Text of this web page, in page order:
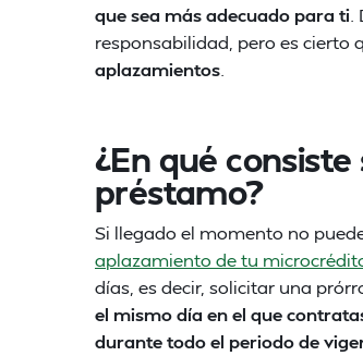
que sea más adecuado para ti
responsabilidad, pero es cierto
aplazamientos
¿En qué
préstamo?
Si llegado el momento no
aplazamiento de tu
días, es decir, solicitar una
el mismo día en el que
durante todo el periodo de